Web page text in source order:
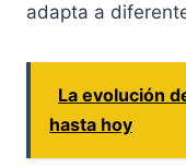
adapta a
La evolución
hasta hoy